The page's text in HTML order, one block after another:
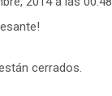
cerrados.